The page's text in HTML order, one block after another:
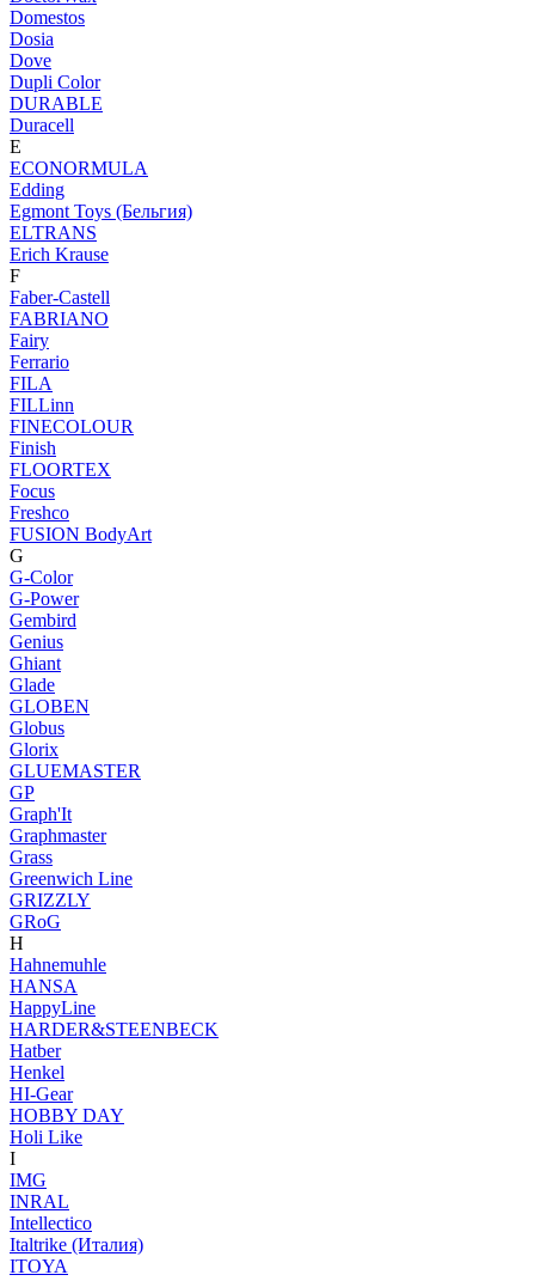
Domestos
Dosia
Dove
Dupli Color
DURABLE
Duracell
E
ECONORMULA
Edding
Egmont Toys (Бельгия)
ELTRANS
Erich Krause
F
Faber-Castell
FABRIANO
Fairy
Ferrario
FILA
FILLinn
FINECOLOUR
Finish
FLOORTEX
Focus
Freshco
FUSION BodyArt
G
G-Color
G-Power
Gembird
Genius
Ghiant
Glade
GLOBEN
Globus
Glorix
GLUEMASTER
GP
Graph'It
Graphmaster
Grass
Greenwich Line
GRIZZLY
GRoG
H
Hahnemuhle
HANSA
HappyLine
HARDER&STEENBECK
Hatber
Henkel
HI-Gear
HOBBY DAY
Holi Like
I
IMG
INRAL
Intellectico
Italtrike (Италия)
ITOYA